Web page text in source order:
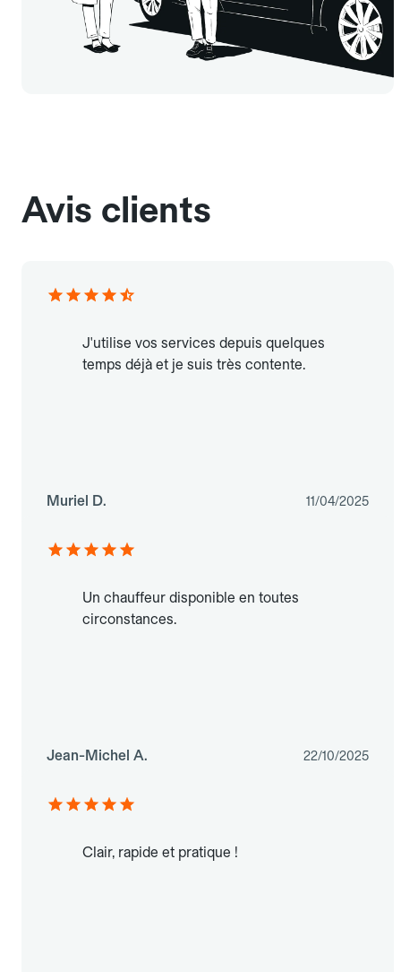
Avis clients
J'utilise vos services depuis quelques
temps déjà et je suis très contente.
Muriel D. 11/04/2025
Un chauffeur disponible en toutes
circonstances.
Jean-Michel A. 22/10/2025
Clair, rapide et pratique !